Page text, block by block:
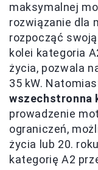
maksymalnej
rozwiązanie dla
rozpocząć
kolei kategoria
życia, pozwala
35 kW.
wszechstronna
prowadzenie
ograniczeń,
życia lub 20.
kategorię A2